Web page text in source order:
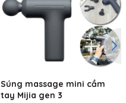
Súng massage mini cầm
tay Mijia gen 3